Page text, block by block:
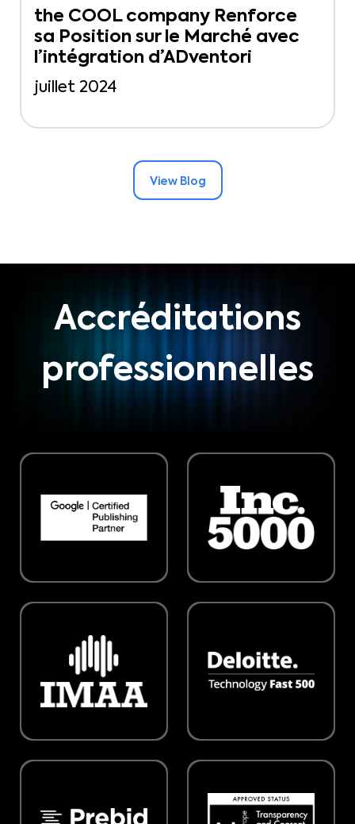
the COOL company Renforce
sa Position sur le Marché avec
l’intégration d’ADventori
juillet 2024
View Blog
Accréditations
professionnelles